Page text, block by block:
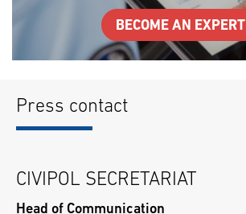
BECOME AN EXPERT
Press contact
CIVIPOL SECRETARIAT
Head of Communication